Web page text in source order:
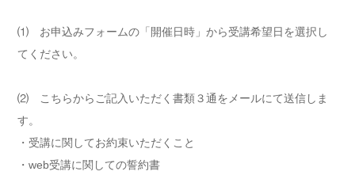
⑴ お申込みフォームの「開催日時」から受講希望日を選択し
てください。
⑵ こちらからご記入いただく書類３通をメールにて送信しま
す。
・受講に関してお約束いただくこと
・web受講に関しての誓約書